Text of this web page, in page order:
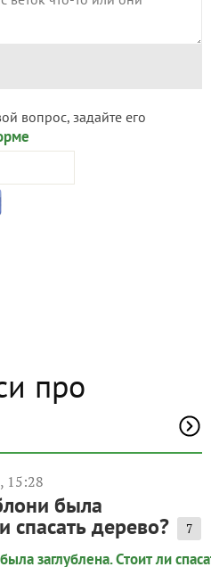
вопрос, задайте его
про
15:28
была
спасать дерево? 7